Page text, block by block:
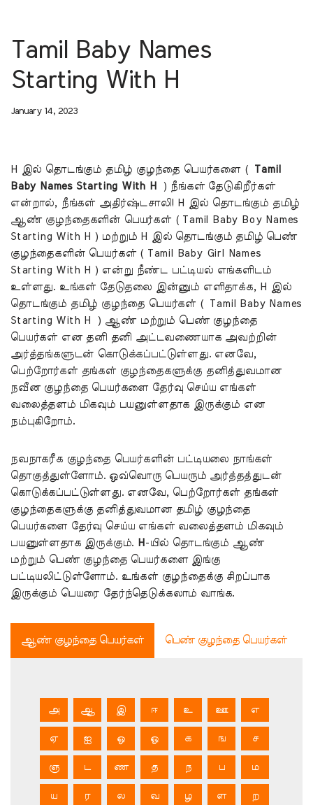
Tamil Baby Names
Starting With H
January 14, 2023
H இல் தொடங்கும் தமிழ் குழந்தை பெயர்களை ( Tamil
Baby Names Starting With H
) நீங்கள் தேடுகிறீர்கள்
என்றால், நீங்கள் அதிர்ஷ்டசாலி! H இல் தொடங்கும் தமிழ்
ஆண் குழந்தைகளின் பெயர்கள் ( Tamil Baby Boy Names
Starting With H ) மற்றும் H இல் தொடங்கும் தமிழ் பெண்
குழந்தைகளின் பெயர்கள் ( Tamil Baby Girl Names
Starting With H ) என்று நீண்ட பட்டியல் எங்களிடம்
உள்ளது. உங்கள் தேடுதலை இன்னும் எளிதாக்க, H இல்
தொடங்கும் தமிழ் குழந்தை பெயர்கள் ( Tamil Baby Names
Starting With H ) ஆண் மற்றும் பெண் குழந்தை
பெயர்கள் என தனி தனி அட்டவணையாக அவற்றின்
அர்த்தங்களுடன் கொடுக்கப்பட்டுள்ளது. எனவே,
பெற்றோர்கள் தங்கள் குழந்தைகளுக்கு தனித்துவமான
நவீன குழந்தை பெயர்களை தேர்வு செய்ய எங்கள்
வலைத்தளம் மிகவும் பயனுள்ளதாக இருக்கும் என
நம்புகிறோம்.
நவநாகரீக குழந்தை பெயர்களின் பட்டியலை நாங்கள்
தொகுத்துள்ளோம். ஒவ்வொரு பெயரும் அர்த்தத்துடன்
கொடுக்கப்பட்டுள்ளது. எனவே, பெற்றோர்கள் தங்கள்
குழந்தைகளுக்கு தனித்துவமான தமிழ் குழந்தை
பெயர்களை தேர்வு செய்ய எங்கள் வலைத்தளம் மிகவும்
பயனுள்ளதாக இருக்கும். H -யில் தொடங்கும் ஆண்
மற்றும் பெண் குழந்தை பெயர்களை இங்கு
பட்டியலிட்டுள்ளோம். உங்கள் குழந்தைக்கு சிறப்பாக
இருக்கும் பெயரை தேர்ந்தெடுக்கலாம் வாங்க.
ஆண் குழந்தை பெயர்கள் பெண் குழந்தை பெயர்கள்
அ ஆ இ ஈ உ ஊ எ
ஏ ஐ ஒ ஓ க ங ச
ஞ ட ண த ந ப ம
ய ர ல வ ழ ள ற